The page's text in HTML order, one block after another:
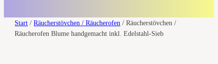
Start /Räucherstövchen / Räucherofen / Räucherstövchen /
Räucherofen Blume handgemacht inkl. Edelstahl-Sieb